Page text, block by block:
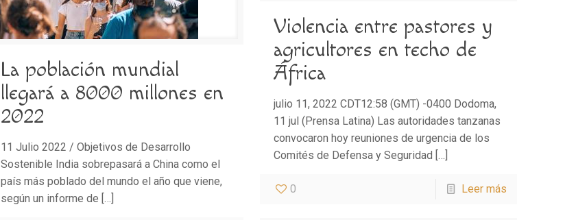
Violencia entre pastores y
agricultores en techo de
África
julio 11, 2022 CDT12:58 (GMT) -0400 Dodoma,
11 jul (Prensa Latina) Las autoridades tanzanas
convocaron hoy reuniones de urgencia de los
Comités de Defensa y Seguridad […]
0 Leer más
La población mundial
llegará a 8000 millones en
2022
11 Julio 2022 / Objetivos de Desarrollo
Sostenible India sobrepasará a China como el
país más poblado del mundo el año que viene,
según un informe de […]